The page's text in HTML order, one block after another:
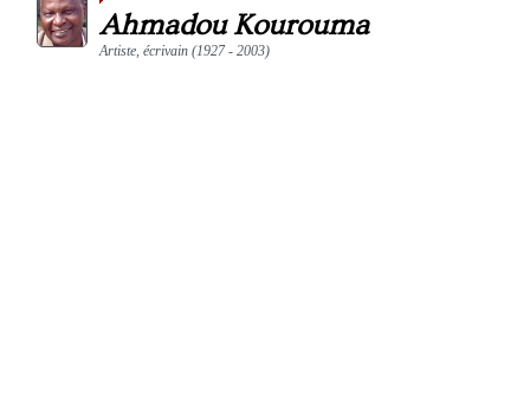
Ahmadou Kourouma
Artiste, écrivain (1927 - 2003)